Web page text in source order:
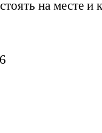
на месте